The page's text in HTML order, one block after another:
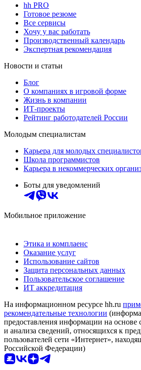
hh PRO
Готовое резюме
Все сервисы
Хочу у вас работать
Производственный календарь
Экспертная рекомендация
Новости и статьи
Блог
О компаниях в игровой форме
Жизнь в компании
ИТ-проекты
Рейтинг работодателей России
Молодым специалистам
Карьера для молодых
Школа программистов
Карьера в некоммерческих
Боты для уведомлений
Мобильное приложение
Этика и комплаенс
Оказание услуг
Использование сайтов
Защита персональных данных
Пользовательское соглашение
ИТ аккредитация
На информационном ресурсе hh.ru
рекомендательные технологии
предоставления информации на основе
и анализа сведений, относящихся к
пользователей сети «Интернет»,
Российской Федерации)